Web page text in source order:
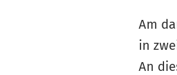
Am
in
An